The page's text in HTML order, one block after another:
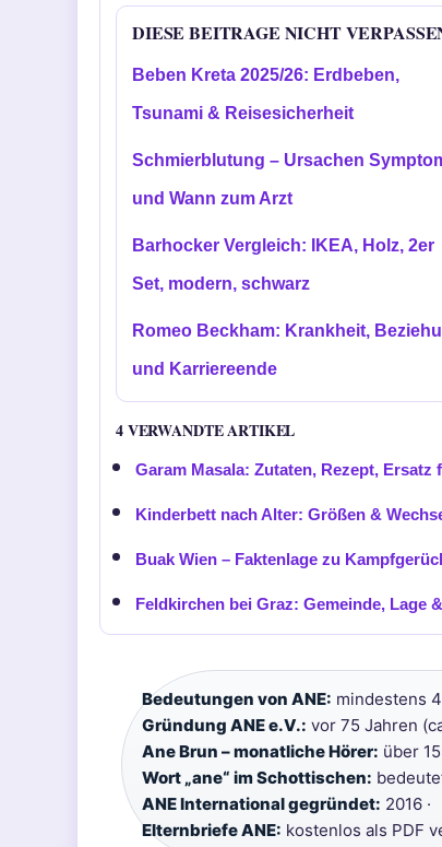
DIESE BEITRAGE NICHT
Beben Kreta 2025/26: Erdbeben,
Tsunami & Reisesicherheit
Schmierblutung – Ursachen
und Wann zum Arzt
Barhocker Vergleich: IKEA, Holz, 2er
Set, modern, schwarz
Romeo Beckham: Krankheit,
und Karriereende
4 VERWANDTE ARTIKEL
Garam Masala: Zutaten, Rezept,
Kinderbett nach Alter: Größen &
Buak Wien – Faktenlage zu
Feldkirchen bei Graz: Gemeinde, Lage
Bedeutungen von ANE: mindestens
Gründung ANE e.V.: vor 75 Jahren
Ane Brun – monatliche Hörer: über
Wort „ane“ im Schottischen:
ANE International gegründet: 2016 ·
Elternbriefe ANE: kostenlos als PDF